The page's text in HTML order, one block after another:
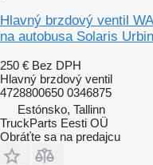
Hlavný brzdový ventil
na autobusa Solaris
250 € Bez DPH
Hlavný brzdový ventil
4728800650 0346875
Estónsko, Tallinn
TruckParts Eesti OÜ
Obráťte sa na predajcu